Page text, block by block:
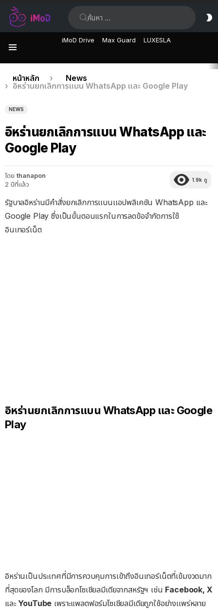
iMoD Drive Max Guard LUXESLA
เรื่อง
ล่าสุด
คุณอยู่ที่นี่:
หน้าหลัก
News
อิหร่านยกเลิกการแบน WhatsApp และ Google Play
NEWS
อิหร่านยกเลิกการแบน WhatsApp และ
Google Play
โดย thanapon
2 ปีที่แล้ว
1.9k ดู
รัฐบาลอิหร่านมีคำสั่งยกเลิกการเเบนเเอปพลิเคชัน WhatsApp เเละ
Google Play ซึ่งเป็นขั้นตอนแรกในการลดข้อจำกัดการใช้
อินเทอร์เน็ต
อิหร่านยกเลิกการแบน WhatsApp และ Google
Play
อิหร่านเป็นประเทศที่มีการควบคุมการเข้าถึงอินเทอร์เน็ตที่เข้มงวดมาก
ที่สุดของโลก มีการบล็อกโซเชียลมีเดียจากสหรัฐฯ เช่น Facebook, X
และ YouTube เพราะแพลตฟอร์มโซเชียลมีเดียถูกใช้อย่างเเพร่หลาย